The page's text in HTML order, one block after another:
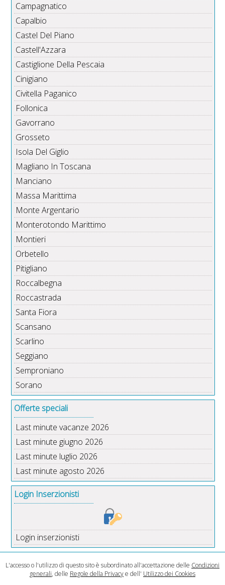
Campagnatico
Capalbio
Castel Del Piano
Castell'Azzara
Castiglione Della Pescaia
Cinigiano
Civitella Paganico
Follonica
Gavorrano
Grosseto
Isola Del Giglio
Magliano In Toscana
Manciano
Massa Marittima
Monte Argentario
Monterotondo Marittimo
Montieri
Orbetello
Pitigliano
Roccalbegna
Roccastrada
Santa Fiora
Scansano
Scarlino
Seggiano
Semproniano
Sorano
Offerte speciali
Last minute vacanze 2026
Last minute giugno 2026
Last minute luglio 2026
Last minute agosto 2026
Login Inserzionisti
Login inserzionisti
L'accesso o l'utilizzo di questo sito è subordinato all'accettazione delle Condizioni
generali, delle Regole della Privacye dell' Utilizzo dei Cookies